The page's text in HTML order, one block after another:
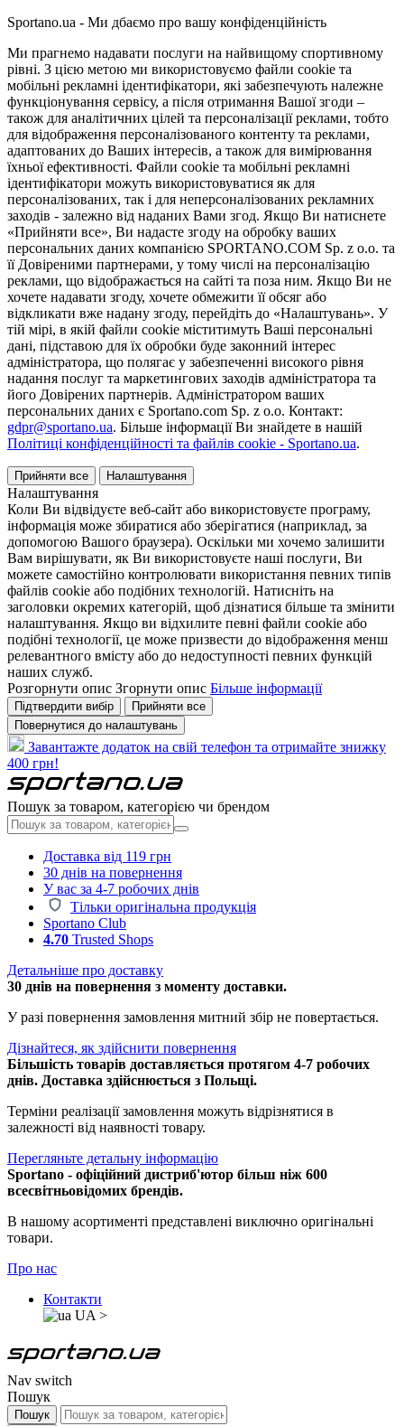
Sportano.ua - Ми дбаємо про вашу конфіденційність
Ми прагнемо надавати послуги на найвищому спортивному
рівні. З цією метою ми використовуємо файли cookie та
мобільні рекламні ідентифікатори, які забезпечують належне
функціонування сервісу, а після отримання Вашої згоди –
також для аналітичних цілей та персоналізації реклами, тобто
для відображення персоналізованого контенту та реклами,
адаптованих до Ваших інтересів, а також для вимірювання
їхньої ефективності. Файли cookie та мобільні рекламні
ідентифікатори можуть використовуватися як для
персоналізованих, так і для неперсоналізованих рекламних
заходів - залежно від наданих Вами згод. Якщо Ви натиснете
«Прийняти все», Ви надасте згоду на обробку ваших
персональних даних компанією SPORTANO.COM Sp. z o.o. та
її Довіреними партнерами, у тому числі на персоналізацію
реклами, що відображається на сайті та поза ним. Якщо Ви не
хочете надавати згоду, хочете обмежити її обсяг або
відкликати вже надану згоду, перейдіть до «Налаштувань». У
тій мірі, в якій файли cookie міститимуть Ваші персональні
дані, підставою для їх обробки буде законний інтерес
адміністратора, що полягає у забезпеченні високого рівня
надання послуг та маркетингових заходів адміністратора та
його Довірених партнерів. Адміністратором ваших
персональних даних є Sportano.com Sp. z o.o. Контакт:
gdpr@sportano.ua. Більше інформації Ви знайдете в нашій
Політиці конфіденційності та файлів cookie - Sportano.ua.
Прийняти все Налаштування
Налаштування
Коли Ви відвідуєте веб-сайт або використовуєте програму,
інформація може збиратися або зберігатися (наприклад, за
допомогою Вашого браузера). Оскільки ми хочемо залишити
Вам вирішувати, як Ви використовуєте наші послуги, Ви
можете самостійно контролювати використання певних типів
файлів cookie або подібних технологій. Натисніть на
заголовки окремих категорій, щоб дізнатися більше та змінити
налаштування. Якщо ви відхилите певні файли cookie або
подібні технології, це може призвести до відображення менш
релевантного вмісту або до недоступності певних функцій
наших служб.
Розгорнути опис Згорнути опис Більше інформації
Підтвердити вибір
Прийняти все
Повернутися до налаштувань
Завантажте додаток на свій телефон та отримайте знижку
400 грн!
Пошук за товаром, категорією чи брендом
Доставка від 119 грн
30 днів на повернення
У вас за 4-7 робочих днів
Тільки оригінальна продукція
Sportano Club
4.70 Trusted Shops
Детальніше про доставку
30 днів на повернення з моменту доставки.
У разі повернення замовлення митний збір не повертається.
Дізнайтеся, як здійснити повернення
Більшість товарів доставляється протягом 4-7 робочих
днів. Доставка здійснюється з Польщі.
Терміни реалізації замовлення можуть відрізнятися в
залежності від наявності товару.
Перегляньте детальну інформацію
Sportano - офіційний дистриб'ютор більш ніж 600
всесвітньовідомих брендів.
В нашому асортименті представлені виключно оригінальні
товари.
Про нас
Контакти
UA >
Nav switch
Пошук
Пошук